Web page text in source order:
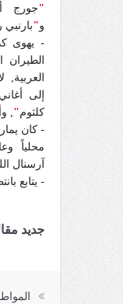
"جورج
و"
- يهوى
الطيران
العربية,
إلى
كلثوم"
,
- كان
محلياً
آرسنال
- يتابع
جديد